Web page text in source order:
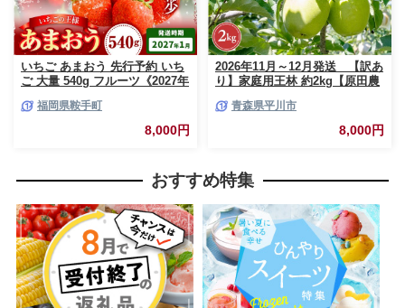
いちご あまおう 先行予約 いち
ご 大量 540g フルーツ《2027年
だもの 果物 福岡県 鞍手町【配
福岡県鞍手町
8,000円
2026年11月～12月発送 【訳あ
り】家庭用王林 約2kg【原田農
りんご リンゴ 林檎 くだもの 果
青森県平川市
8,000円
おすすめ特集